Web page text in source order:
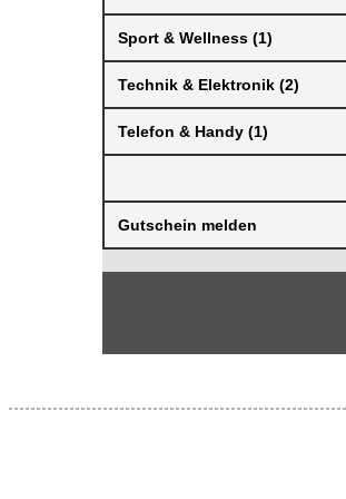
Sport & Wellness (1)
Technik & Elektronik (2)
Telefon & Handy (1)
Gutschein melden